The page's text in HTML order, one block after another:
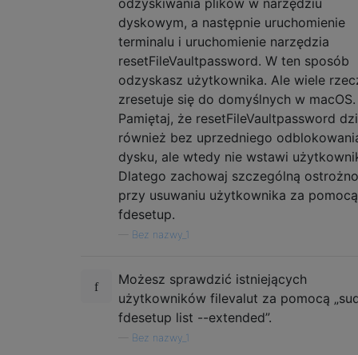
dyskowym, a następnie uruchomienie
terminalu i uruchomienie narzędzia
resetFileVaultpassword. W ten sposób
odzyskasz użytkownika. Ale wiele
zresetuje się do domyślnych w macOS.
Pamiętaj, że resetFileVaultpassword
również bez uprzedniego
dysku, ale wtedy nie wstawi
Dlatego zachowaj szczególną
przy usuwaniu użytkownika za pomocą
fdesetup.
Bez nazwy_1
Możesz sprawdzić istniejących
użytkowników filevalut za pomocą
fdesetup list --extended”.
Bez nazwy_1